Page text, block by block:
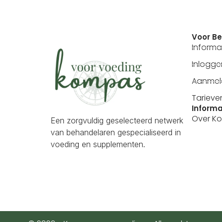
Een zorgvuldig geselecteerd netwerk
van behandelaren gespecialiseerd in
voeding en supplementen.
Voor
Over